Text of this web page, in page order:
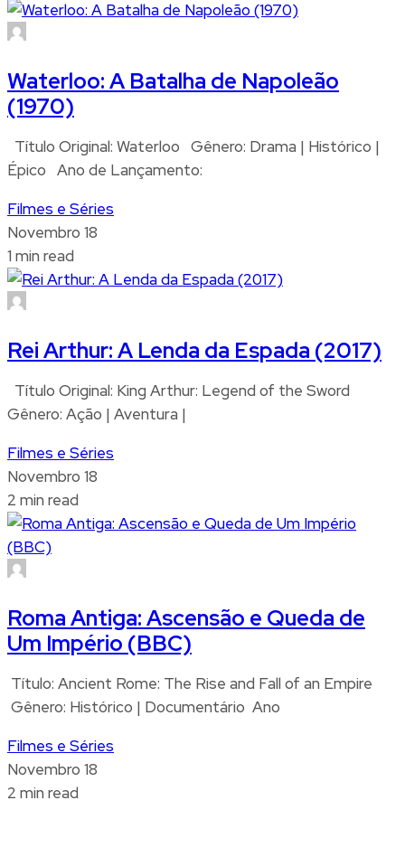
Waterloo: A Batalha de Napoleão
(1970)
Título Original: Waterloo Gênero: Drama | Histórico |
Épico Ano de Lançamento:
Filmes e Séries
Novembro 18
1 min read
Rei Arthur: A Lenda da Espada (2017)
Título Original: King Arthur: Legend of the Sword
Gênero: Ação | Aventura |
Filmes e Séries
Novembro 18
2 min read
Roma Antiga: Ascensão e Queda de
Um Império (BBC)
Título: Ancient Rome: The Rise and Fall of an Empire
Gênero: Histórico | Documentário Ano
Filmes e Séries
Novembro 18
2 min read